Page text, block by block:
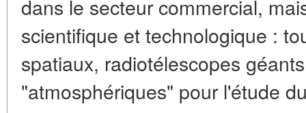
dans le secteur commercial,
scientifique et technologique :
spatiaux, radiotélescopes
"atmosphériques" pour l'étude